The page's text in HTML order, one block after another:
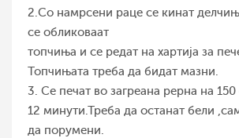
2.Со намрсени раце се кинат
се обликоваат
топчиња и се редат на хартија за
Топчињата треба да бидат мазни.
3. Се печат во загреана рерна на
12 минути.Треба да останат бели
да порумени.